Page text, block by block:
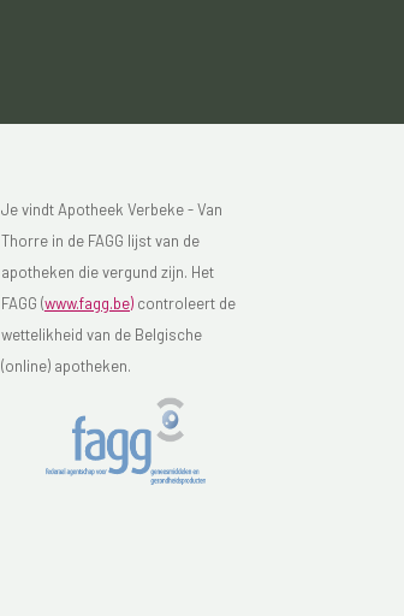
Je vindt Apotheek Verbeke - Van
Thorre in de FAGG lijst van de
apotheken die vergund zijn. Het
FAGG (www.fagg.be)controleert de
wettelikheid van de Belgische
(online) apotheken.